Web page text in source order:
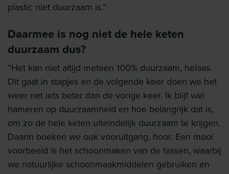
plastic niet duurzaam is.”
Daarmee is nog niet de hele keten
duurzaam dus?
“Het kan niet altijd meteen 100% duurzaam, helaas.
Dit gaat in stapjes en de volgende keer doen we het
weer net iets beter dan de vorige keer. Ik blijf wel
hameren op duurzaamheid en hoe belangrijk dat is,
om zo de hele keten uiteindelijk duurzaam te krijgen.
Daarin boeken we ook vooruitgang, hoor. Een mooi
voorbeeld is het schoonmaken van de tassen, waarbij
we natuurlijke schoonmaakmiddelen gebruiken en